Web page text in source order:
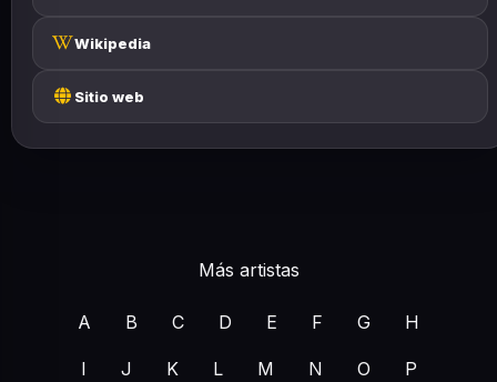
Wikipedia
Sitio web
Más artistas
A B C D E F G H
I J K L M N O P